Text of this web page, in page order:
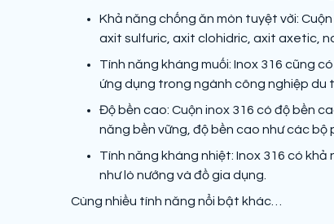
Khả năng chống ăn mòn tuyệt vời:
axit sulfuric, axit clohidric, axit axetic,
Tính năng kháng muối: Inox 316 cũng
ứng dụng trong ngành công nghiệp du
Độ bền cao: Cuộn inox 316 có độ bền
năng bền vững, độ bền cao như các
Tính năng kháng nhiệt: Inox 316 có
như lò nướng và đồ gia dụng.
Cùng nhiều tính năng nổi bật khác…